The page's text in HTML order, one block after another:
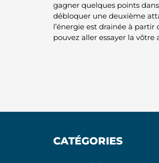
gagner quelques points
débloquer une deuxième
l’énergie est drainée à
pouvez aller essayer la
CATÉGORIES